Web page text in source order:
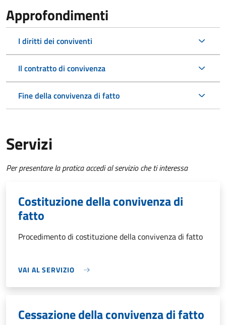
Approfondimenti
I diritti dei conviventi
Il contratto di convivenza
Fine della convivenza di fatto
Servizi
Per presentare la pratica accedi al servizio che ti interessa
Costituzione della convivenza di
fatto
Procedimento di costituzione della convivenza di fatto
VAI AL SERVIZIO
Cessazione della convivenza di fatto